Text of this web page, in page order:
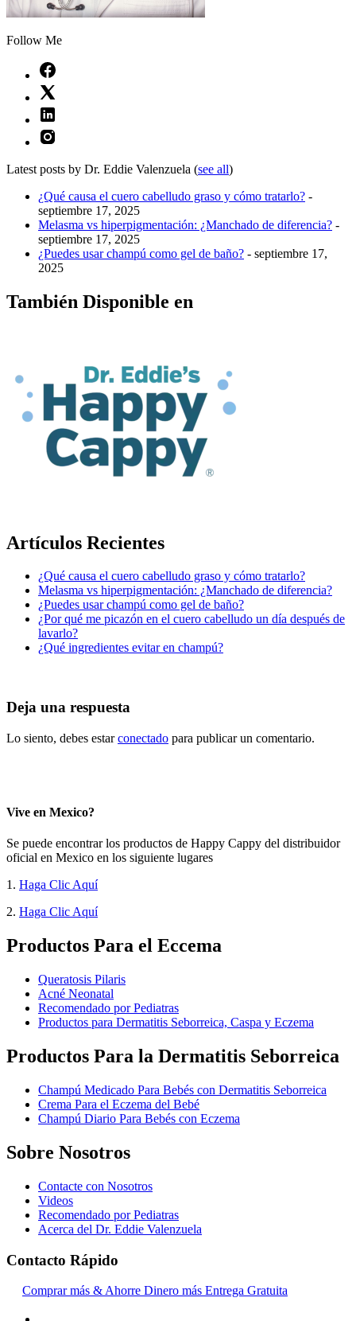
Follow Me
Latest posts by Dr. Eddie Valenzuela (see all)
¿Qué causa el cuero cabelludo graso y cómo tratarlo? -
septiembre 17, 2025
Melasma vs hiperpigmentación: ¿Manchado de diferencia? -
septiembre 17, 2025
¿Puedes usar champú como gel de baño? - septiembre 17,
2025
También Disponible en
Artículos Recientes
¿Qué causa el cuero cabelludo graso y cómo tratarlo?
Melasma vs hiperpigmentación: ¿Manchado de diferencia?
¿Puedes usar champú como gel de baño?
¿Por qué me picazón en el cuero cabelludo un día después de
lavarlo?
¿Qué ingredientes evitar en champú?
Deja una respuesta
Lo siento, debes estarconectado para publicar un comentario.
Vive en Mexico?
Se puede encontrar los productos de Happy Cappy del distribuidor
oficial en Mexico en los siguiente lugares
1. Haga Clic Aquí
2. Haga Clic Aquí
Productos Para el Eccema
Queratosis Pilaris
Acné Neonatal
Recomendado por Pediatras
Productos para Dermatitis Seborreica, Caspa y Eczema
Productos Para la Dermatitis Seborreica
Champú Medicado Para Bebés con Dermatitis Seborreica
Crema Para el Eczema del Bebé
Champú Diario Para Bebés con Eczema
Sobre Nosotros
Contacte con Nosotros
Videos
Recomendado por Pediatras
Acerca del Dr. Eddie Valenzuela
Contacto Rápido
Comprar más & Ahorre Dinero más Entrega Gratuita